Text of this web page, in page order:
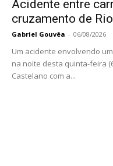
Acidente entre
cruzamento de
Gabriel Gouvêa - 06/08/2026
Um acidente envolvendo
na noite desta quinta-feira
Castelano com a...